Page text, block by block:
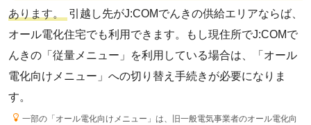
あります。
引越し先がJ:COMでんきの供給エリアならば、
オール電化住宅でも利用できます。もし現住所でJ:COMで
んきの「従量メニュー」を利用している場合は、「オール
電化向けメニュー」への切り替え手続きが必要になりま
す。
一部の「オール電化向けメニュー」は、旧一般電気事業者のオール電化向